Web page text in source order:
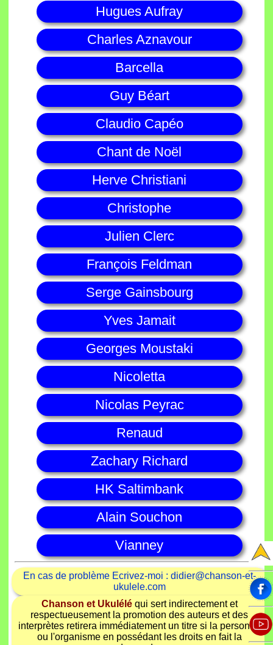
Hugues Aufray
Charles Aznavour
Barcella
Guy Béart
Claudio Capéo
Chant de Noël
Herve Christiani
Christophe
Julien Clerc
François Feldman
Serge Gainsbourg
Yves Jamait
Georges Moustaki
Nicoletta
Nicolas Peyrac
Renaud
Zachary Richard
HK Saltimbank
Alain Souchon
Vianney
En cas de problème Ecrivez-moi : didier@chanson-et-
ukulele.com
Chanson et Ukuléléqui sert indirectement et
respectueusement la promotion des auteurs et des
interprètes retirera immédiatement un titre si la personne
ou l'organisme en possédant les droits en fait la